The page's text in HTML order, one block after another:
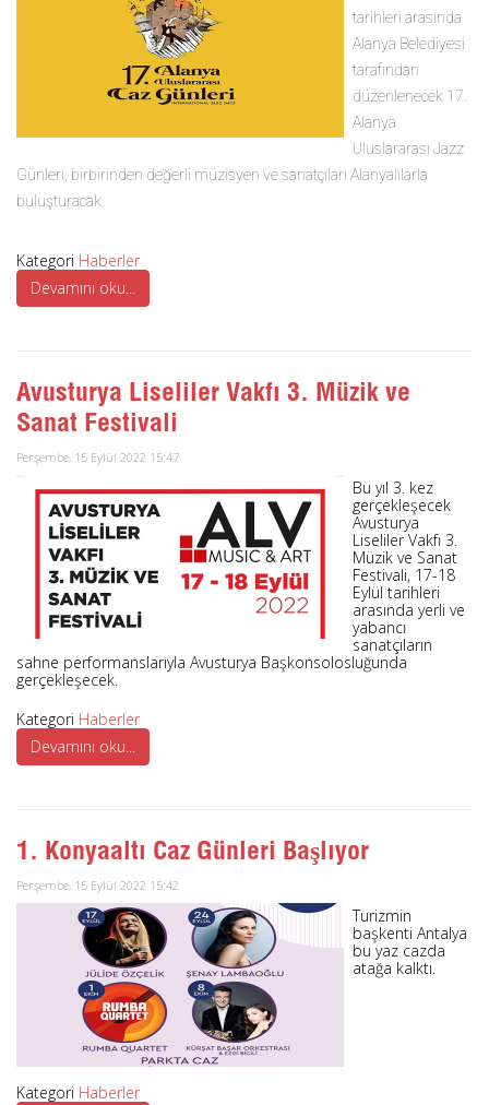
tarihleri arasında
Alanya Belediyesi
tarafından
düzenlenecek 17.
Alanya
Uluslararası Jazz
Günleri, birbirinden değerli müzisyen ve sanatçıları Alanyalılarla
buluşturacak.
Kategori Haberler
Devamını oku...
Avusturya Liseliler Vakfı 3. Müzik ve
Sanat Festivali
Perşembe, 15 Eylül 2022 15:47
Bu yıl 3. kez
gerçekleşecek
Avusturya
Liseliler Vakfı 3.
Müzik ve Sanat
Festivali, 17-18
Eylül tarihleri
arasında yerli ve
yabancı
sanatçıların
sahne performanslarıyla Avusturya Başkonsolosluğunda
gerçekleşecek.
Kategori Haberler
Devamını oku...
1. Konyaaltı Caz Günleri Başlıyor
Perşembe, 15 Eylül 2022 15:42
Turizmin
başkenti Antalya
bu yaz cazda
atağa kalktı.
Kategori Haberler